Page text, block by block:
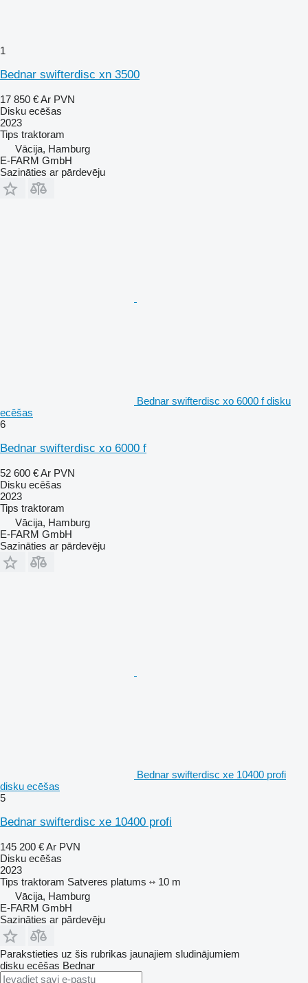
1
Bednar swifterdisc xn 3500
17 850 €Ar PVN
Disku ecēšas
2023
Tips traktoram
Vācija, Hamburg
E-FARM GmbH
Sazināties ar pārdevēju
Bednar swifterdisc xo 6000 f disku
ecēšas
6
Bednar swifterdisc xo 6000 f
52 600 €Ar PVN
Disku ecēšas
2023
Tips traktoram
Vācija, Hamburg
E-FARM GmbH
Sazināties ar pārdevēju
Bednar swifterdisc xe 10400 profi
disku ecēšas
5
Bednar swifterdisc xe 10400 profi
145 200 €Ar PVN
Disku ecēšas
2023
Tips traktoram Satveres platums
10 m
Vācija, Hamburg
E-FARM GmbH
Sazināties ar pārdevēju
Parakstieties uz šis rubrikas jaunajiem sludinājumiem
disku ecēšas Bednar